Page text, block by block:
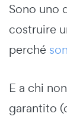
Sono uno
costruire
perché
E a chi
garantito